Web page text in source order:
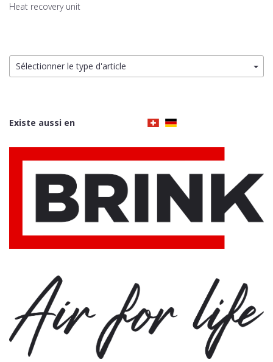
Heat recovery unit
Sélectionner le type d'article
Existe aussi en